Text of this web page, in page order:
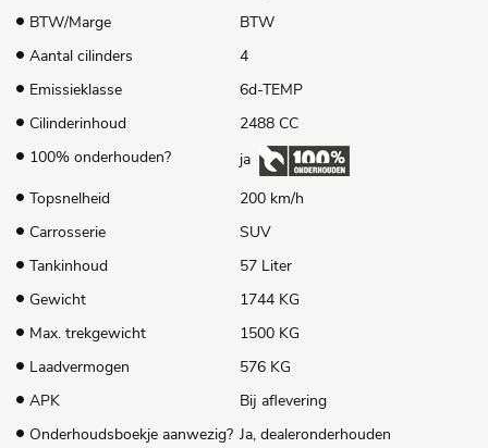
BTW/Marge
BTW
Aantal cilinders
4
Emissieklasse
6d-TEMP
Cilinderinhoud
2488 CC
100% onderhouden?
ja
Topsnelheid
200 km/h
Carrosserie
SUV
Tankinhoud
57 Liter
Gewicht
1744 KG
Max. trekgewicht
1500 KG
Laadvermogen
576 KG
APK
Bij aflevering
Onderhoudsboekje aanwezig? Ja, dealeronderhouden